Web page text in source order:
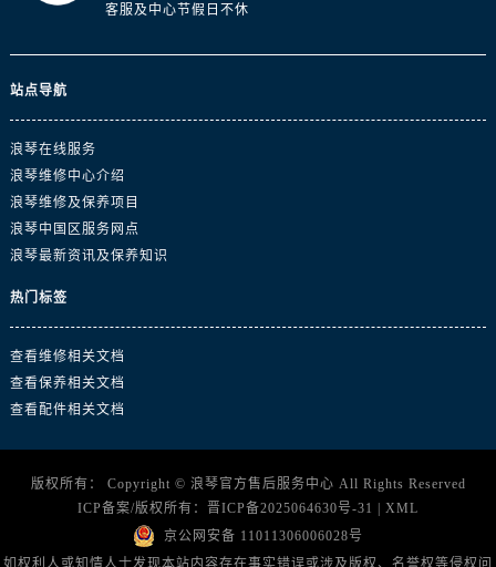
山东省潍坊市奎文区东风东街浪琴售后服务中心（需提前预约）
上海市徐汇区虹桥路3号港汇中心2座37层3705室浪琴售后服务中心（需提前预约）
浙江省杭州市上城区钱江路1366号华润大厦A座5层503-5室浪琴售后服务中心（需提前预约）
客服及中心节假日不休
站点导航
浪琴在线服务
浪琴维修中心介绍
浪琴维修及保养项目
浪琴中国区服务网点
浪琴最新资讯及保养知识
热门标签
查看维修相关文档
查看保养相关文档
查看配件相关文档
版权所有： Copyright © 浪琴官方售后服务中心 All Rights Reserved
ICP备案/版权所有： 晋ICP备2025064630号-31 | XML
京公网安备 11011306006028号
如权利人或知情人士发现本站内容存在事实错误或涉及版权、名誉权等侵权问